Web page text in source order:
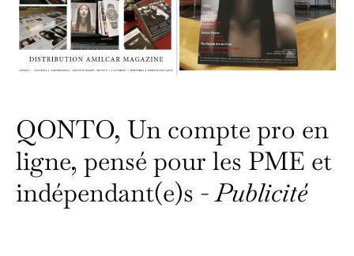
QONTO, Un compte pro en
ligne, pensé pour les PME et
indépendant(e)s -Publicité